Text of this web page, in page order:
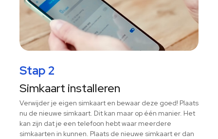
Stap 2
Simkaart installeren
Verwijder je eigen simkaart en bewaar deze goed! Plaats
nu de nieuwe simkaart. Dit kan maar op één manier. Het
kan zijn dat je een telefoon hebt waar meerdere
simkaarten in kunnen. Plaats de nieuwe simkaart er dan